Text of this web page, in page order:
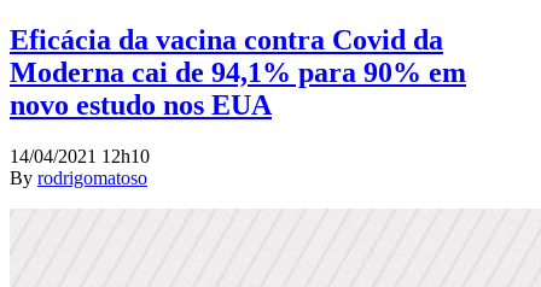
Eficácia da vacina contra Covid da
Moderna cai de 94,1% para 90% em
novo estudo nos EUA
14/04/2021 12h10
By rodrigomatoso